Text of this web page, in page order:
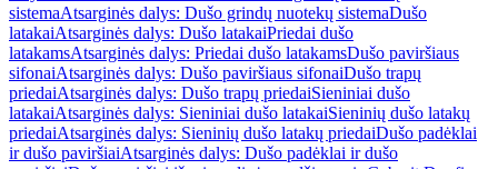
sistemaAtsarginės dalys: Dušo grindų nuotekų sistemaDušo
latakaiAtsarginės dalys: Dušo latakaiPriedai dušo
latakamsAtsarginės dalys: Priedai dušo latakamsDušo paviršiaus
sifonaiAtsarginės dalys: Dušo paviršiaus sifonaiDušo trapų
priedaiAtsarginės dalys: Dušo trapų priedaiSieniniai dušo
latakaiAtsarginės dalys: Sieniniai dušo latakaiSieninių dušo latakų
priedaiAtsarginės dalys: Sieninių dušo latakų priedaiDušo padėklai
ir dušo paviršiaiAtsarginės dalys: Dušo padėklai ir dušo